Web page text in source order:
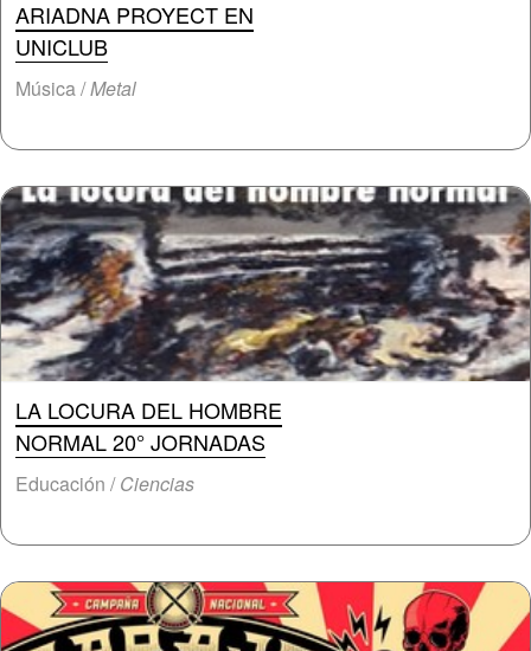
ARIADNA PROYECT EN
UNICLUB
Música /Metal
LA LOCURA DEL HOMBRE
NORMAL 20° JORNADAS
Educación /Ciencias